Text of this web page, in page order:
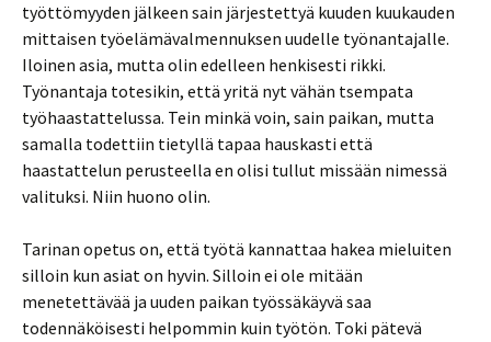
työttömyyden jälkeen sain järjestettyä kuuden kuukauden
mittaisen työelämävalmennuksen uudelle työnantajalle.
Iloinen asia, mutta olin edelleen henkisesti rikki.
Työnantaja totesikin, että yritä nyt vähän tsempata
työhaastattelussa. Tein minkä voin, sain paikan, mutta
samalla todettiin tietyllä tapaa hauskasti että
haastattelun perusteella en olisi tullut missään nimessä
valituksi. Niin huono olin.
Tarinan opetus on, että työtä kannattaa hakea mieluiten
silloin kun asiat on hyvin. Silloin ei ole mitään
menetettävää ja uuden paikan työssäkäyvä saa
todennäköisesti helpommin kuin työtön. Toki pätevä